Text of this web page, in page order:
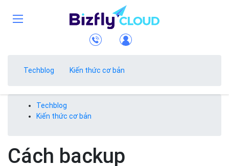
Techblog Kiến thức cơ bản
Techblog
Kiến thức cơ bản
Cách backup